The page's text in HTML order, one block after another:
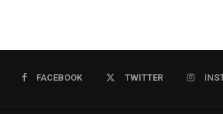
FACEBOOK TWITTER